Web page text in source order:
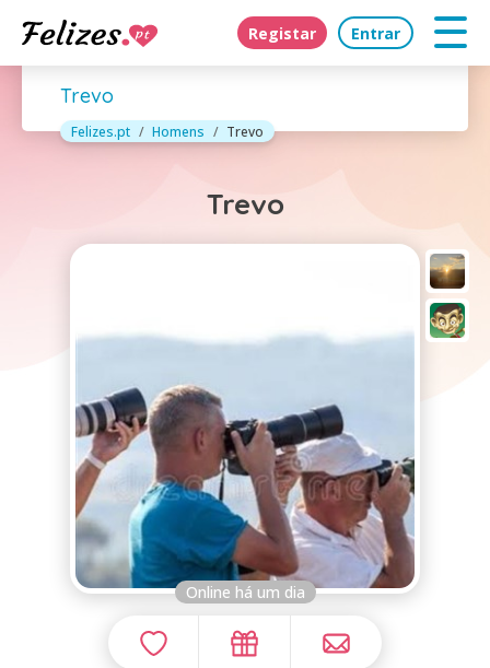
Registar Entrar
Trevo
Felizes.pt Homens Trevo
Trevo
Online há um dia